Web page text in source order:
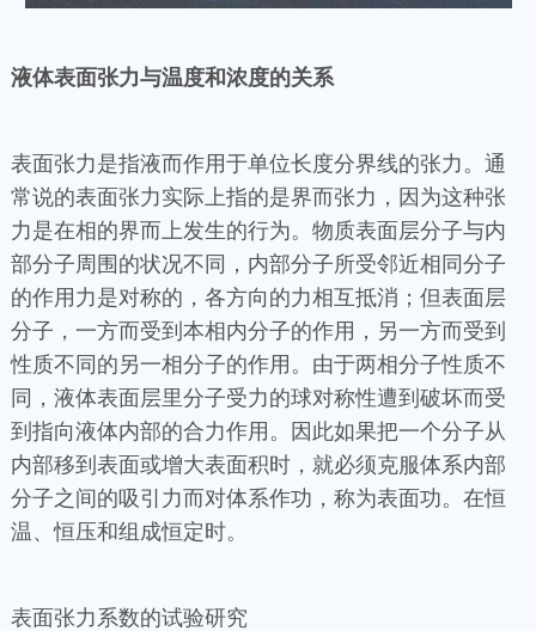
液体表面张力与温度和浓度的关系
表面张力是指液而作用于单位长度分界线的张力。通
常说的表面张力实际上指的是界而张力，因为这种张
力是在相的界而上发生的行为。物质表面层分子与内
部分子周围的状况不同，内部分子所受邻近相同分子
的作用力是对称的，各方向的力相互抵消；但表面层
分子，一方而受到本相内分子的作用，另一方而受到
性质不同的另一相分子的作用。由于两相分子性质不
同，液体表面层里分子受力的球对称性遭到破坏而受
到指向液体内部的合力作用。因此如果把一个分子从
内部移到表面或增大表面积时，就必须克服体系内部
分子之间的吸引力而对体系作功，称为表面功。在恒
温、恒压和组成恒定时。
表面张力系数的试验研究